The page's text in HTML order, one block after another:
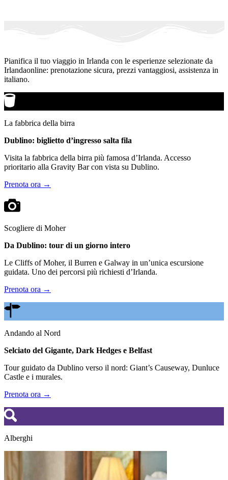
Pianifica il tuo viaggio in Irlanda con le esperienze selezionate da
Irlandaonline: prenotazione sicura, prezzi vantaggiosi, assistenza in
italiano.
La fabbrica della birra
Dublino: biglietto d’ingresso salta fila
Visita la fabbrica della birra più famosa d’Irlanda. Accesso
prioritario alla Gravity Bar con vista su Dublino.
Prenota ora →
Scogliere di Moher
Da Dublino: tour di un giorno intero
Le Cliffs of Moher, il Burren e Galway in un’unica escursione
guidata. Uno dei percorsi più richiesti d’Irlanda.
Prenota ora →
Andando al Nord
Selciato del Gigante, Dark Hedges e Belfast
Tour guidato da Dublino verso il nord: Giant’s Causeway, Dunluce
Castle e i murales.
Prenota ora →
Alberghi